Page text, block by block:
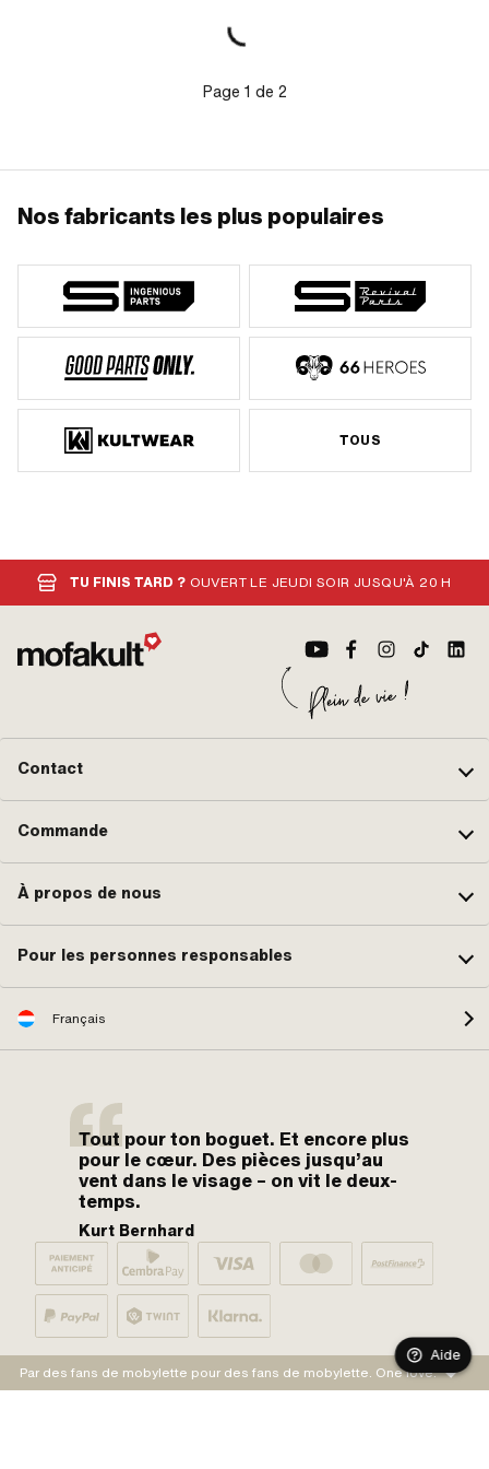
Page 1 de 2
Nos fabricants les plus populaires
TOUS
TU FINIS TARD ? OUVERT LE JEUDI SOIR JUSQU'À 20 H
Contact
Commande
À propos de nous
Pour les personnes responsables
Français
Tout pour ton boguet. Et encore plus
pour le cœur. Des pièces jusqu’au
vent dans le visage – on vit le deux-
temps.
Kurt Bernhard
Par des fans de mobylette pour des fans de mobylette. One love.
Aide